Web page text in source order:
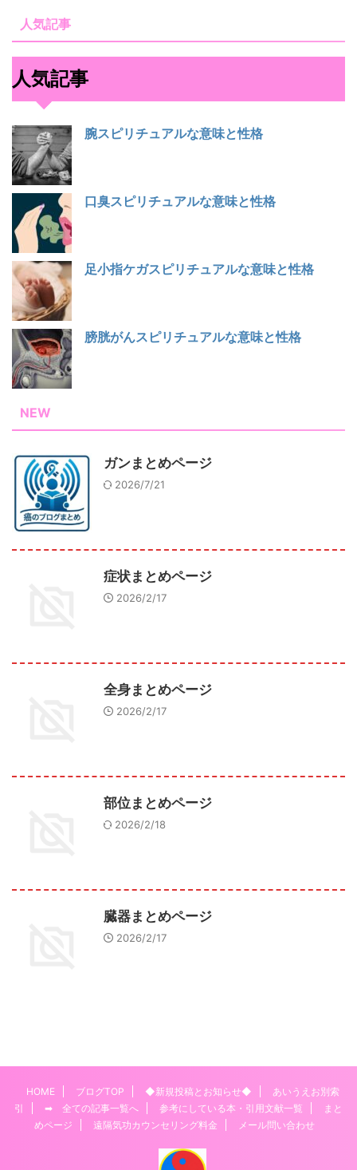
人気記事
人気記事
腕スピリチュアルな意味と性格
口臭スピリチュアルな意味と性格
足小指ケガスピリチュアルな意味と性格
膀胱がんスピリチュアルな意味と性格
NEW
ガンまとめページ
2026/7/21
症状まとめページ
2026/2/17
全身まとめページ
2026/2/17
部位まとめページ
2026/2/18
臓器まとめページ
2026/2/17
HOME ブログTOP ◆新規投稿とお知らせ◆
あいうえお別索
引
➡ 全ての記事一覧へ 参考にしている本・引用文献一覧
まと
めページ
遠隔気功カウンセリング料金 メール問い合わせ